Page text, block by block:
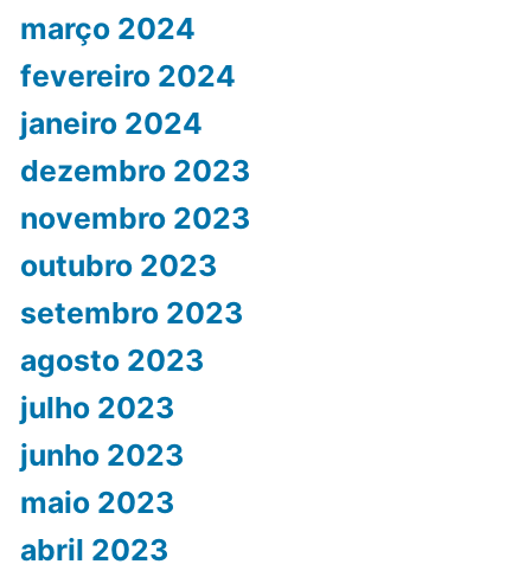
março 2024
fevereiro 2024
janeiro 2024
dezembro 2023
novembro 2023
outubro 2023
setembro 2023
agosto 2023
julho 2023
junho 2023
maio 2023
abril 2023